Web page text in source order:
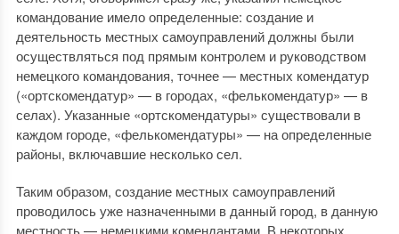
командование имело определенные: создание и
деятельность местных самоуправлений должны были
осуществляться под прямым контролем и руководством
немецкого командования, точнее — местных комендатур
(«ортскомендатур» — в городах, «фелькомендатур» — в
селах). Указанные «ортскомендатуры» существовали в
каждом городе, «фелькомендатуры» — на определенные
районы, включавшие несколько сел.
Таким образом, создание местных самоуправлений
проводилось уже назначенными в данный город, в данную
местность — немецкими комендантами. В некоторых